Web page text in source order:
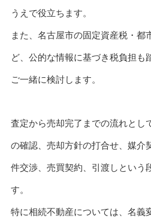
うえで役立ちます。
また、名古屋市の固定資産税・都
ど、公的な情報に基づき税負担も
ご一緒に検討します。
査定から売却完了までの流れとし
の確認、売却方針の打合せ、媒介
件交渉、売買契約、引渡しという
す。
特に相続不動産については、名義